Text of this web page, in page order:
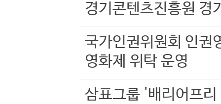
경기콘텐츠진흥원 경
국가인권위원회 인권
영화제 위탁 운영
삼표그룹 '배리어프